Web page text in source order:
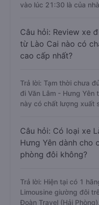
vào lúc 21:30 là của
Câu hỏi: Review xe
từ Lào Cai nào có
cao cấp nhất?
Trả lời: Tạm thời chưa
đi Văn Lâm - Hưng Yên
này có chất lượng xuất
Câu hỏi: Có loại xe
Hưng Yên dành cho
phòng đôi không?
Trả lời: Hiện tại có 1
Limousine giường đôi
Đoàn Travel (Hải